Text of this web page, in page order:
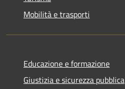
Mobilità e trasporti
Educazione e formazione
Giustizia e sicurezza pubblica